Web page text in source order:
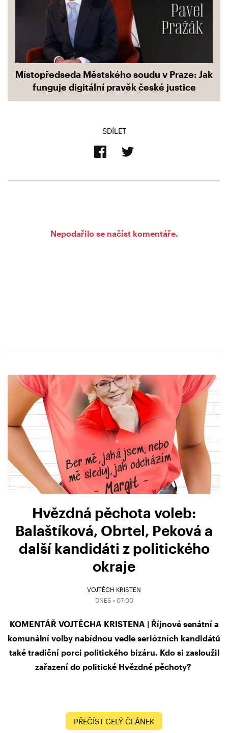
Místopředseda Městského soudu v Praze: Jak
funguje digitální pravěk české justice
SDÍLET
Nepodařilo se načíst komentáře.
Hvězdná pěchota voleb:
Balaštíková, Obrtel, Peková a
další kandidáti z politického
okraje
VOJTĚCH KRISTEN
DNES • 07:00
KOMENTÁŘ VOJTĚCHA KRISTENA | Říjnové senátní a
komunální volby nabídnou vedle seriózních kandidátů
také tradiční porci politického bizáru. Kdo si zasloužil
zařazení do politické Hvězdné pěchoty?
PŘEČÍST CELÝ ČLÁNEK